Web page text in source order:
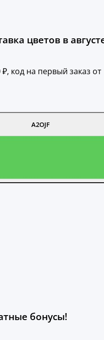
цветов в
код на первый заказ от
A2OJF
бонусы!